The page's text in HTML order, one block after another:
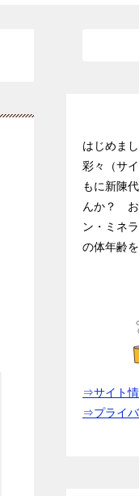
はじめま
彩々（サ
もに新陳
んか？ お
ン・ミネ
の体年齢
⇒サイト
⇒プライ